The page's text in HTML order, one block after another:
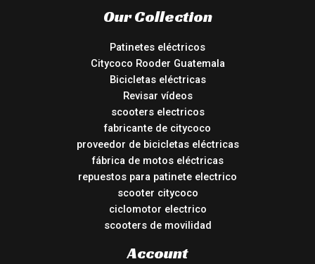
Our Collection
Patinetes eléctricos
Citycoco Rooder Guatemala
Bicicletas eléctricas
Revisar vídeos
scooters electricos
fabricante de citycoco
proveedor de bicicletas eléctricas
fábrica de motos eléctricas
repuestos para patinete electrico
scooter citycoco
ciclomotor electrico
scooters de movilidad
Account